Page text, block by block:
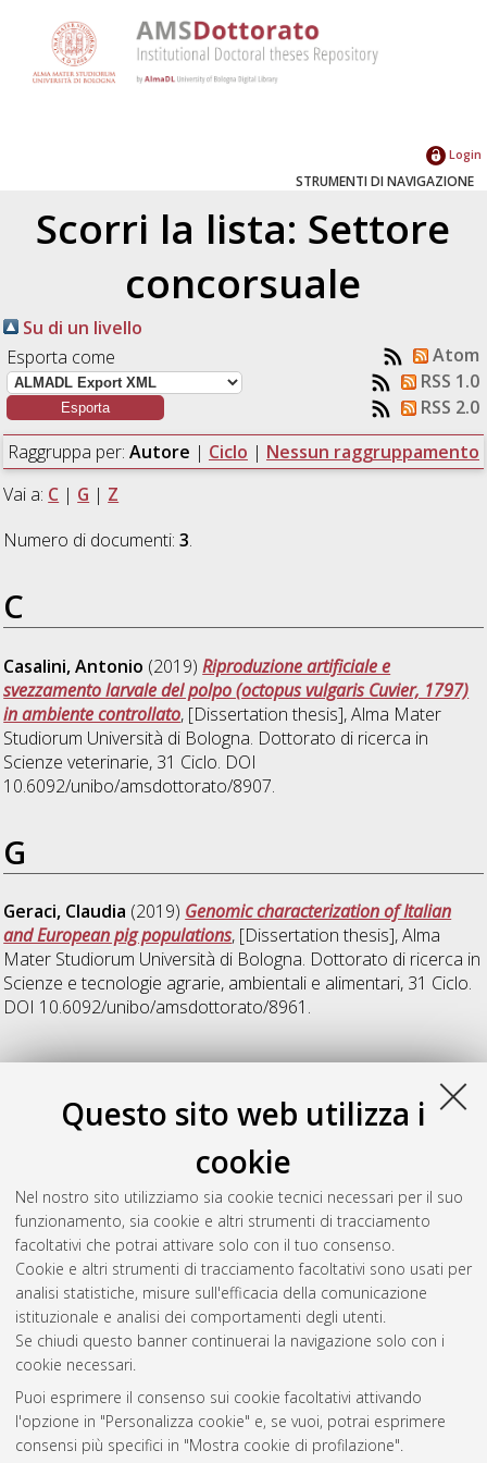
Questo sito web utilizza i
cookie
Nel nostro sito utilizziamo sia cookie tecnici necessari per il suo
funzionamento, sia cookie e altri strumenti di tracciamento
facoltativi che potrai attivare solo con il tuo consenso.
Cookie e altri strumenti di tracciamento facoltativi sono usati per
analisi statistiche, misure sull'efficacia della comunicazione
istituzionale e analisi dei comportamenti degli utenti.
Se chiudi questo banner continuerai la navigazione solo con i
cookie necessari.
Puoi esprimere il consenso sui cookie facoltativi attivando
l'opzione in "Personalizza cookie" e, se vuoi, potrai esprimere
consensi più specifici in "Mostra cookie di profilazione".
Login
STRUMENTI DI NAVIGAZIONE
Scorri la lista: Settore
concorsuale
Su di un livello
Esporta come
Atom
RSS 1.0
RSS 2.0
Raggruppa per: Autore | Ciclo | Nessun raggruppamento
Vai a: C | G | Z
Numero di documenti:3.
C
Casalini, Antonio (2019)Riproduzione artificiale e
svezzamento larvale del polpo (octopus vulgaris Cuvier, 1797)
in ambiente controllato, [Dissertation thesis], Alma Mater
Studiorum Università di Bologna. Dottorato di ricerca in
Scienze veterinarie, 31 Ciclo. DOI
10.6092/unibo/amsdottorato/8907.
G
Geraci, Claudia (2019) Genomic characterization of Italian
and European pig populations, [Dissertation thesis], Alma
Mater Studiorum Università di Bologna. Dottorato di ricerca in
Scienze e tecnologie agrarie, ambientali e alimentari, 31 Ciclo.
DOI 10.6092/unibo/amsdottorato/8961.
Z
Zampiga, Marco (2019)Application of traditional and
innovative techniques to investigate productive efficiency and
related molecular traits in broiler chickens
thesis], Alma Mater Studiorum Università di Bologna.
Dottorato di ricerca inScienze e tecnologie agrarie, ambientali
e alimentari, 31 Ciclo. DOI 10.6092/unibo/amsdottorato/9002.
Questa lista e' stata generata ilFri Aug 7 20:38:54 2026 CEST
Atom
Rss 1.0
Rss 2.0